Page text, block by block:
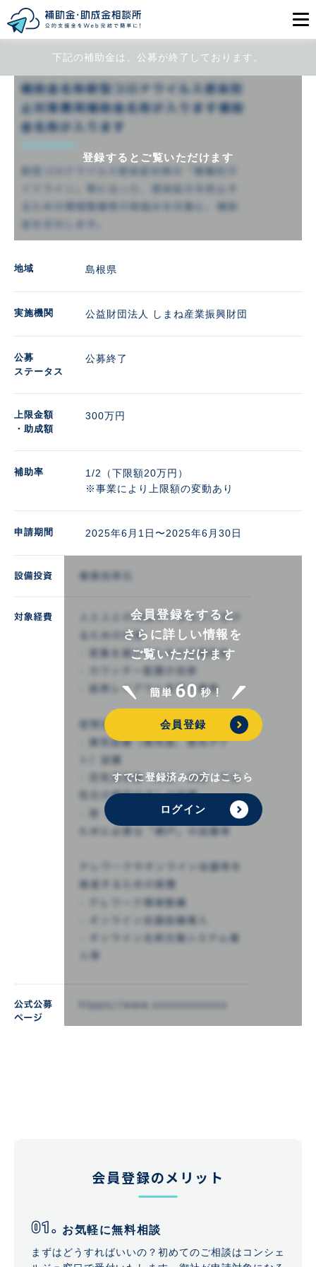
目的から探す
エリアから探す
会員登録 ログイン
下記の補助金は、公募が終了しております。
登録するとご覧いただけます
地域 島根県
実施機関 公益財団法人 しまね産業振興財団
公募
ステータス
公募終了
上限金額
・助成額
300万円
補助率
1/2（下限額20万円）
※事業により上限額の変動あり
申請期間 2025年6月1日〜2025年6月30日
会員登録をすると
さらに詳しい情報を
ご覧いただけます
会員登録
すでに登録済みの方はこちら
ログイン
会員登録のメリット
お気軽に無料相談
まずはどうすればいいの？初めてのご相談はコンシェ